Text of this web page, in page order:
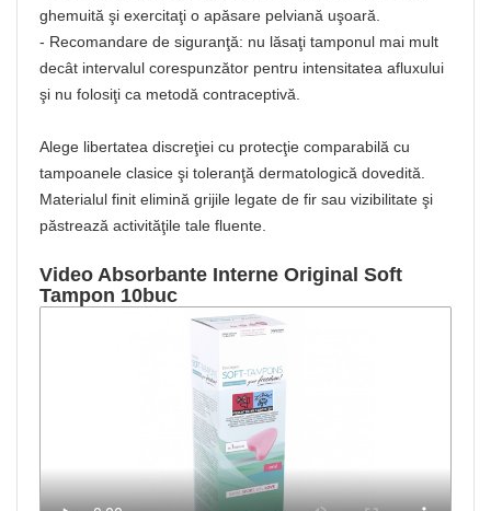
ghemuită şi exercitaţi o apăsare pelviană uşoară.
- Recomandare de siguranţă: nu lăsaţi tamponul mai mult
decât intervalul corespunzător pentru intensitatea afluxului
şi nu folosiţi ca metodă contraceptivă.
Alege libertatea discreţiei cu protecţie comparabilă cu
tampoanele clasice şi toleranţă dermatologică dovedită.
Materialul finit elimină grijile legate de fir sau vizibilitate şi
păstrează activităţile tale fluente.
Video Absorbante Interne Original Soft
Tampon 10buc